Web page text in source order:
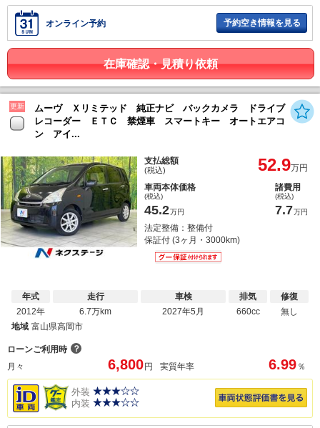
オンライン予約 予約空き情報を見る
在庫確認・見積り依頼
更新
ムーヴ Ｘリミテッド 純正ナビ バックカメラ ドライブ
レコーダー ＥＴＣ 禁煙車 スマートキー オートエアコ
ン アイ...
支払総額
(税込) 52.9万円
車両本体価格
(税込)
45.2万円
諸費用
(税込)
7.7万円
法定整備：整備付
保証付 (3ヶ月・3000km)
年式
2012年
走行
6.7万km
車検
2027年5月
排気
660cc
修復
無し
地域 富山県高岡市
ローンご利用時 ？
月々
6,800 円 実質年率 6.99 ％
外装
内装